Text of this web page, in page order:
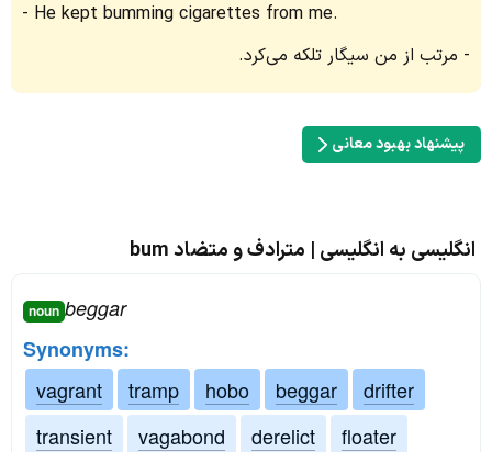
He kept bumming cigarettes from me.
مرتب از من سیگار تلکه می‌کرد.
پیشنهاد بهبود معانی
انگلیسی به انگلیسی | مترادف و متضاد bum
noun beggar
Synonyms:
vagrant
tramp hobo beggar
drifter
transient
vagabond derelict
floater